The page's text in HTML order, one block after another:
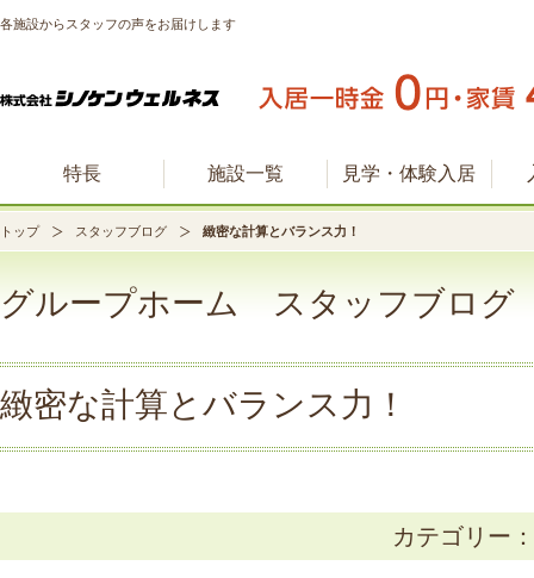
各施設からスタッフの声をお届けします
特長 施設一覧 見学・体験入居
トップ スタッフブログ 緻密な計算とバランス力！
グループホーム スタッフブログ
緻密な計算とバランス力！
カテゴリ